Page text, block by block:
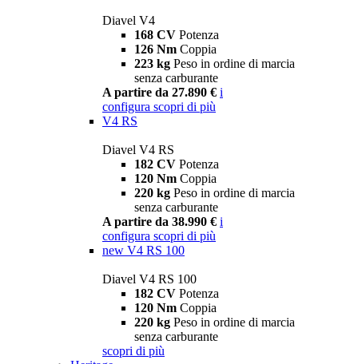
Diavel V4
168 CV Potenza
126 Nm Coppia
223 kg Peso in ordine di marcia
senza carburante
A partire da 27.890 € i
configura scopri di più
V4 RS
Diavel V4 RS
182 CV Potenza
120 Nm Coppia
220 kg Peso in ordine di marcia
senza carburante
A partire da 38.990 € i
configura scopri di più
new V4 RS 100
Diavel V4 RS 100
182 CV Potenza
120 Nm Coppia
220 kg Peso in ordine di marcia
senza carburante
scopri di più